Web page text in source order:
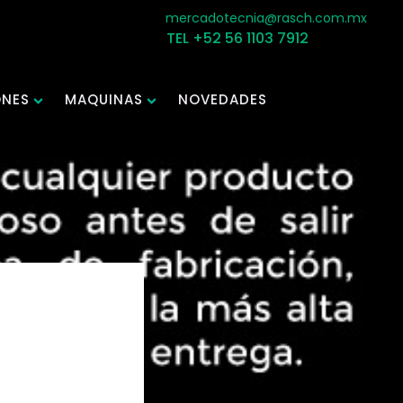
mercadotecnia@rasch.com.mx
TEL +52 56 1103 7912
MAQUINAS NOVEDADES